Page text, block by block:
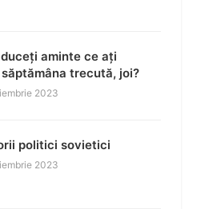
aminte ce ați
trecută, joi?
2023
politici sovietici
2023